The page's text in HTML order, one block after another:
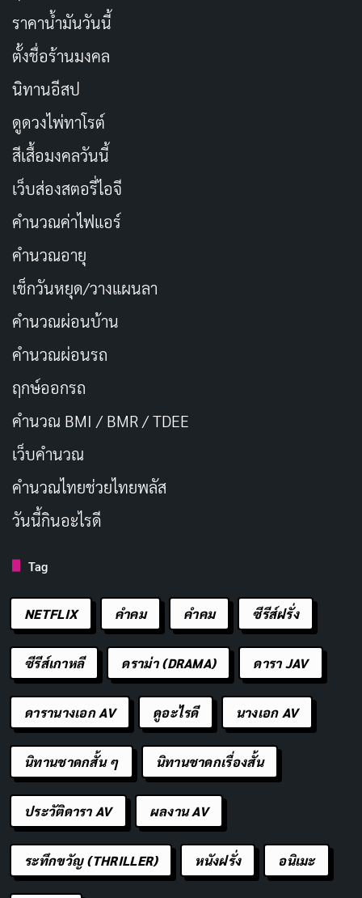
ภาพโดย postchiangmai0 จาก Pixabay
ประโยชน์หลักของกระเทียมคงหนีไม่พ้นการนำมาใช้เพื่อ
ช่วยปรุงรสชาติของอาหาร จะใช้ผัด แกง ทอด ยำ ต้มยำ
หรือน้ำพริกต่าง ๆ กระเทียมเป็นเครื่องสมุนไพรที่อุดมไป
ด้วยวิตามิน แร่ธาตุหลายชนิด และยังเป็นพืชที่ธาตุซีลีเนียม
คลีอิกที่เป็นตัวสร้าง DNA และ RNA ของเซลล์ในร่างกาย
นอกจากนี้ยังมีการนำกระเทียมไปแปรรูปเป็นผลิตภัณฑ์ต่าง
ๆ เช่น กระเทียมเสริมอาหาร กระเทียมสกัดผง สารสกัด
สารอัลลิซินเป็นสารที่ให้กลิ่นฉุน สารตัวนี้จะออกฤทธิ์ให้
กระเทียม เพื่อนำไปทำอาหาร ก็ไม่ได้ทำให้สารอัลลิซิน
สลายไป คณะเภสัชศาสตร์ มหาวิทยาลัยมหิดล แนะนำให้รับ
ประทานกระเทียมวันละ 7-12 กลีบ หรือไม่เกินวันละ 1 หัว
ขนาดเล็ก จะเป็นการรับประทานกระเทียมสด หรือรับ
ประทานผ่านการปรุงอาหาร ก็ได้รับประโยชน์และส่งผลดี
ต่อสุขภาพเช่นเดียวกัน
กระเทียมช่วยรักษาโรค
ภาพโดย RitaE จาก Pixabay
ราคาน้ำมันวันนี้
ตั้งชื่อร้านมงคล
นิทานอีสป
ดูดวงไพ่ทาโรต์
สีเสื้อมงคลวันนี้
เว็บส่องสตอรี่ไอจี
คำนวณค่าไฟแอร์
คำนวณอายุ
เช็กวันหยุด/วางแผนลา
คำนวณผ่อนบ้าน
คำนวณผ่อนรถ
ฤกษ์ออกรถ
คำนวณ BMI / BMR / TDEE
เว็บคํานวณ
คํานวณไทยช่วยไทยพลัส
วันนี้กินอะไรดี
Tag
NETFLIX คำคม คําคม ซีรีส์ฝรั่ง
ซีรีส์เกาหลี ดราม่า (DRAMA) ดารา JAV
ดารานางเอก AV ดูอะไรดี นางเอก AV
นิทานชาดกสั้น ๆ นิทานชาดกเรื่องสั้น
ประวัติดารา AV ผลงาน AV
ระทึกขวัญ (THRILLER) หนังฝรั่ง อนิเมะ